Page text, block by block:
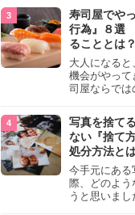
けても大丈夫
しています。
や、英語が苦
法、自分を守
く解説します
寿司屋でや
行為』８選
ることとは？
大人になる
機会がやって
司屋ならでは
らためて寿司
『NG行為』
写真を捨て
ない『捨て
処分方法と
今手元にある
際、どのよう
うと思いま